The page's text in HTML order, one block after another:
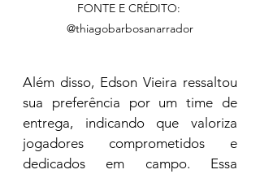
FONTE E CRÉDITO:
@thiagobarbosanarrador
Além disso, Edson Vieira ressaltou
sua preferência por um time de
entrega, indicando que valoriza
jogadores comprometidos e
dedicados em campo. Essa